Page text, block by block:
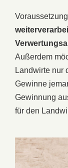
Außerdem
Landwirte nur
Gewinne
Gewinnung
für den